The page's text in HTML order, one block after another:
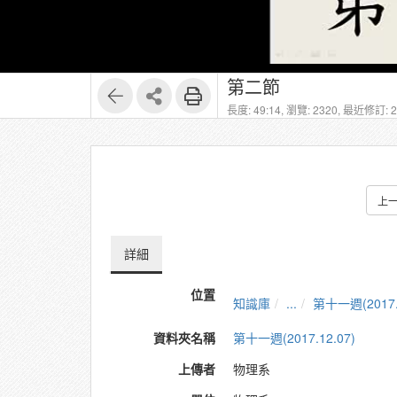
第二節
長度: 49:14, 瀏覽: 2320, 最近修訂:
上
詳細
位置 知識庫 ...
第十一週
資料夾名稱
第十一週(2017.12.07)
上傳者
物理系